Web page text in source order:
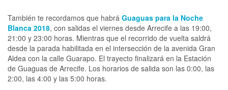
También te recordamos que habrá Guaguas para la Noche
Blanca 2018, con salidas el viernes desde Arrecife a las 19:00,
21:00 y 23:00 horas. Mientras que el recorrido de vuelta saldrá
desde la parada habilitada en el intersección de la avenida Gran
Aldea con la calle Guarapo. El trayecto finalizará en la Estación
de Guaguas de Arrecife. Los horarios de salida son las 0:00, las
2:00, las 4:00 y las 5:00 horas.